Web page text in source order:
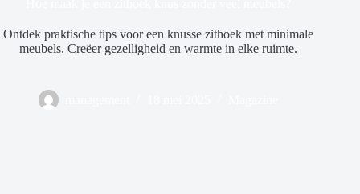
Ontdek praktische tips voor een knusse zithoek met minimale
meubels. Creëer gezelligheid en warmte in elke ruimte.